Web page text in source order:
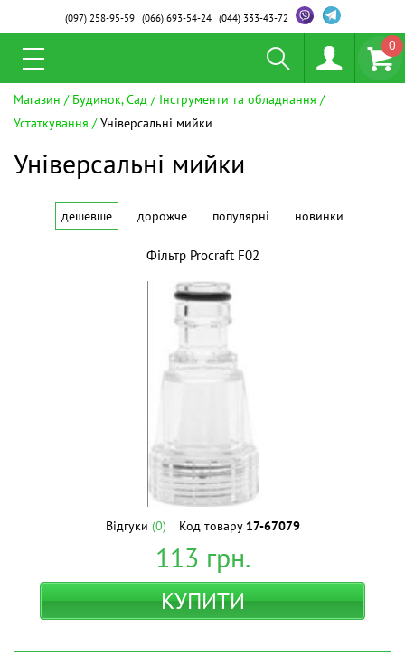
(097)258-95-59 (066)693-54-24 (044)333-43-72
0
Магазин Будинок, Сад
Інструменти та обладнання
Устаткування
Універсальні мийки
Універсальні мийки
дешевше дорожче популярні новинки
Фільтр Procraft F02
Відгуки (0) Код товару 17-67079
113 грн.
КУПИТИ